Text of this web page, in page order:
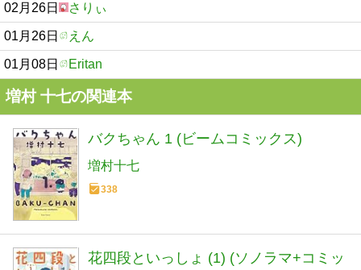
02月26日 さりぃ
01月26日 えん
01月08日 Eritan
増村 十七の関連本
バクちゃん 1 (ビームコミックス)
増村十七
338
花四段といっしょ (1) (ソノラマ+コミッ